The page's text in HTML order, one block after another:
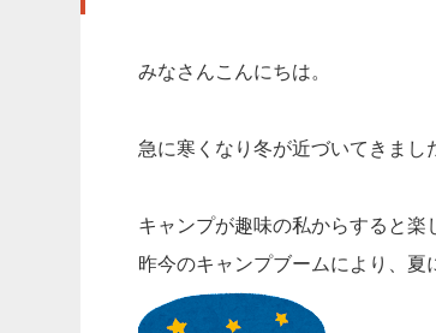
みなさんこんにちは。
急に寒くなり冬が近づいてきまし
キャンプが趣味の私からすると楽
昨今のキャンプブームにより、夏